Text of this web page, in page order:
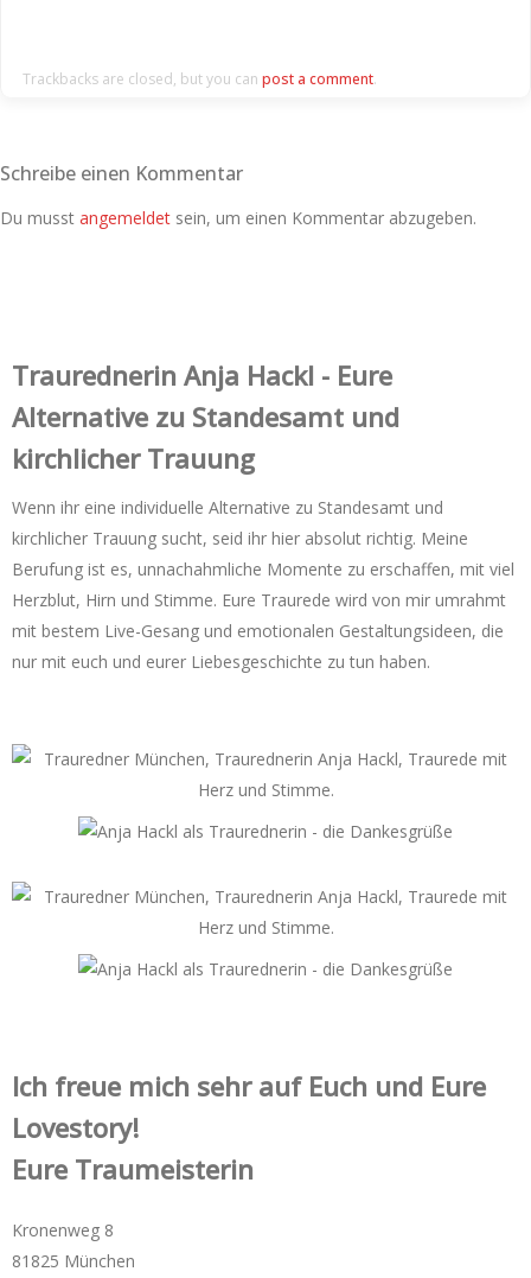
Trackbacks are closed, but you can post a comment.
Schreibe einen Kommentar
Du musst angemeldet sein, um einen Kommentar abzugeben.
Trauredner‌in Anja Hackl - Eure
Alternative zu Standesamt und
kirchlicher Trauung
Wenn ihr eine individuelle Alternative zu Standesamt und
kirchlicher Trauung sucht, seid ihr hier absolut richtig. Meine
Berufung ist es, unnachahmliche Momente zu erschaffen, mit viel
Herzblut, Hirn und Stimme. Eure Traurede wird von mir umrahmt
mit bestem Live-Gesang und emotionalen Gestaltungsideen, die
nur mit euch und eurer Liebesgeschichte zu tun haben.
Ich freue mich sehr auf Euch und Eure
Lovestory!
Eure Traumeisterin
Kronenweg 8
81825 München